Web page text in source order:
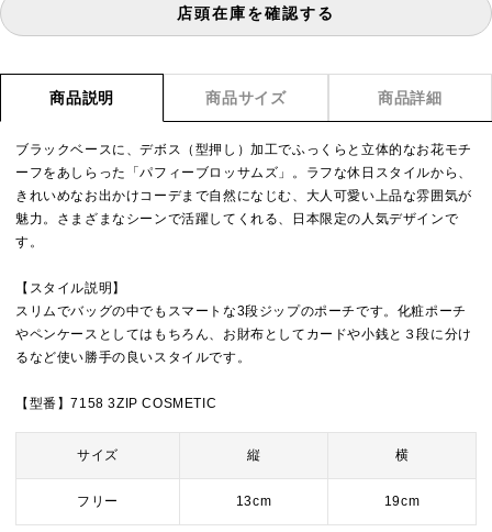
店頭在庫を確認する
商品説明 商品サイズ 商品詳細
ブラックベースに、デボス（型押し）加工でふっくらと立体的なお花モチ
ーフをあしらった「パフィーブロッサムズ」。ラフな休日スタイルから、
きれいめなお出かけコーデまで自然になじむ、大人可愛い上品な雰囲気が
魅力。さまざまなシーンで活躍してくれる、日本限定の人気デザインで
す。
【スタイル説明】
スリムでバッグの中でもスマートな3段ジップのポーチです。化粧ポーチ
やペンケースとしてはもちろん、お財布としてカードや小銭と３段に分け
るなど使い勝手の良いスタイルです。
【型番】7158 3ZIP COSMETIC
サイズ 縦 横
フリー 13cm 19cm